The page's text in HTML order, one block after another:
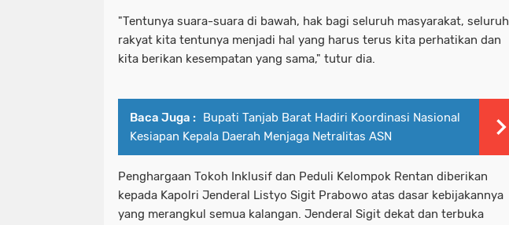
"Tentunya suara-suara di bawah, hak bagi seluruh masyarakat, seluruh
rakyat kita tentunya menjadi hal yang harus terus kita perhatikan dan
kita berikan kesempatan yang sama," tutur dia.
Baca Juga : Bupati Tanjab Barat Hadiri Koordinasi Nasional
Kesiapan Kepala Daerah Menjaga Netralitas ASN
Penghargaan Tokoh Inklusif dan Peduli Kelompok Rentan diberikan
kepada Kapolri Jenderal Listyo Sigit Prabowo atas dasar kebijakannya
yang merangkul semua kalangan. Jenderal Sigit dekat dan terbuka